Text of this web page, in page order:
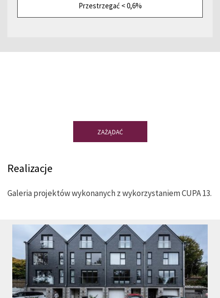
Przestrzegać < 0,6%
ZAŻĄDAĆ
Realizacje
Galeria projektów wykonanych z wykorzystaniem CUPA 13.